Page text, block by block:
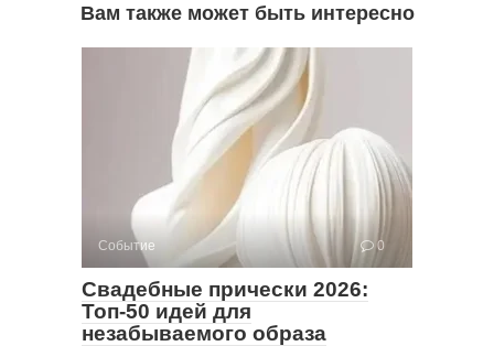
Вам также может быть интересно
Событие 0
Свадебные прически 2026:
Топ-50 идей для
незабываемого образа